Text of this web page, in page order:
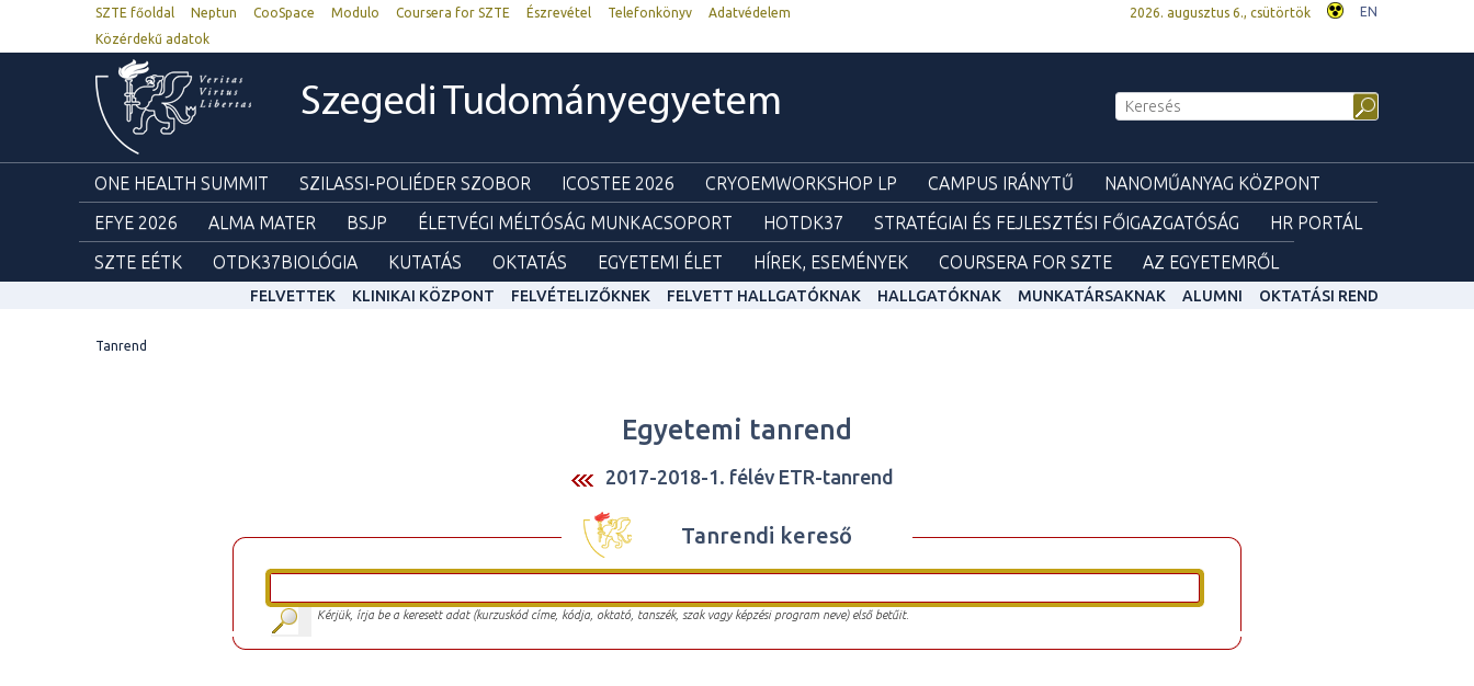
SZTE főoldal Neptun CooSpace Modulo Coursera for SZTE Észrevétel Telefonkönyv
Adatvédelem
Közérdekű adatok
2026. augusztus 6., csütörtök EN
Szegedi Tudományegyetem
ONE HEALTH SUMMIT SZILASSI-POLIÉDER SZOBOR ICOSTEE 2026 CRYOEMWORKSHOP LP CAMPUS IRÁNYTŰ
NANOMŰANYAG KÖZPONT
EFYE 2026
ALMA MATER BSJP ÉLETVÉGI MÉLTÓSÁG MUNKACSOPORT HOTDK37 STRATÉGIAI ÉS FEJLESZTÉSI FŐIGAZGATÓSÁG
HR PORTÁL
SZTE EÉTK
OTDK37BIOLÓGIA KUTATÁS OKTATÁS EGYETEMI ÉLET HÍREK, ESEMÉNYEK COURSERA FOR SZTE AZ EGYETEMRŐL
FELVETTEK KLINIKAI KÖZPONT FELVÉTELIZŐKNEK FELVETT HALLGATÓKNAK HALLGATÓKNAK MUNKATÁRSAKNAK ALUMNI OKTATÁSI REND
Tanrend
Egyetemi tanrend
2017-2018-1. félév ETR-tanrend
Tanrendi kereső
Kérjük, írja be a keresett adat (kurzuskód címe, kódja, oktató, tanszék, szak vagy képzési program neve) első betűit.